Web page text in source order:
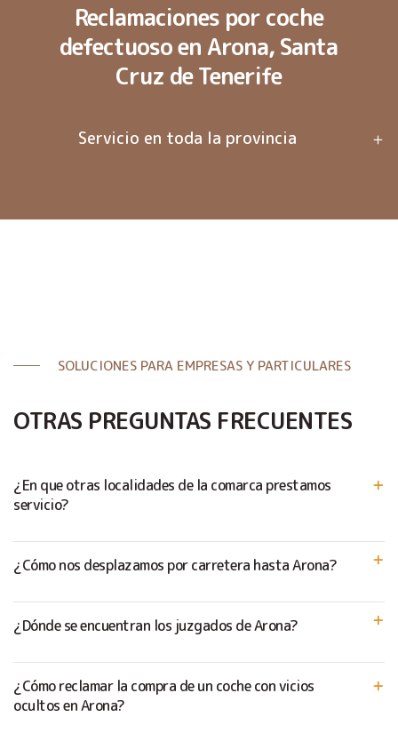
Reclamaciones por coche
defectuoso en Arona, Santa
Cruz de Tenerife
Servicio en toda la provincia
SOLUCIONES PARA EMPRESAS Y PARTICULARES
OTRAS PREGUNTAS FRECUENTES
¿En que otras localidades de la comarca prestamos
servicio?
¿Cómo nos desplazamos por carretera hasta Arona?
¿Dónde se encuentran los juzgados de Arona?
¿Cómo reclamar la compra de un coche con vicios
ocultos en Arona?